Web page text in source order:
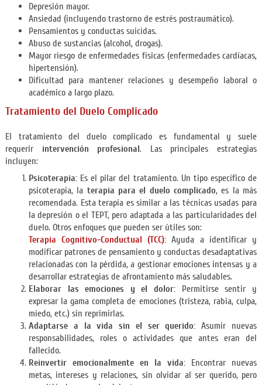
Depresión mayor.
Ansiedad (incluyendo trastorno de estrés postraumático).
Pensamientos y conductas suicidas.
Abuso de sustancias (alcohol, drogas).
Mayor riesgo de enfermedades físicas (enfermedades cardíacas,
hipertensión).
Dificultad para mantener relaciones y desempeño laboral o
académico a largo plazo.
Tratamiento del Duelo Complicado
El tratamiento del duelo complicado es fundamental y suele
requerir intervención profesional. Las principales estrategias
incluyen:
Psicoterapia:Es el pilar del tratamiento. Un tipo específico de
psicoterapia, la terapia para el duelo complicado, es la más
recomendada. Esta terapia es similar a las técnicas usadas para
la depresión o el TEPT, pero adaptada a las particularidades del
duelo. Otros enfoques que pueden ser útiles son:
Terapia Cognitivo-Conductual (TCC): Ayuda a identificar y
modificar patrones de pensamiento y conductas desadaptativas
relacionadas con la pérdida, a gestionar emociones intensas y a
desarrollar estrategias de afrontamiento más saludables.
Elaborar las emociones y el dolor: Permitirse sentir y
expresar la gama completa de emociones (tristeza, rabia, culpa,
miedo, etc.) sin reprimirlas.
Adaptarse a la vida sin el ser querido: Asumir nuevas
responsabilidades, roles o actividades que antes eran del
fallecido.
Reinvertir emocionalmente en la vida: Encontrar nuevas
metas, intereses y relaciones, sin olvidar al ser querido, pero